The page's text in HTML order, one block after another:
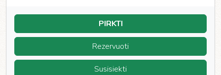
PIRKTI
Rezervuoti
Susisiekti